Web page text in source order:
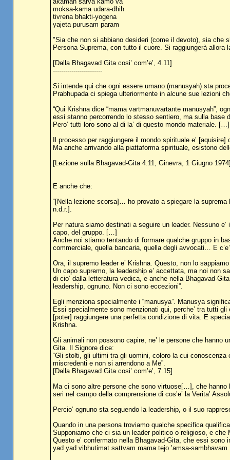
moksa-kama udara-dhih
tivrena bhakti-yogena
yajeta purusam param
"Sia che non si abbiano desideri (come il devoto), sia che
Persona Suprema, con tutto il cuore. Si raggiungerà
[Dalla Bhagavad Gita cosi’ com’e’, 4.11]
------------------------
Si intende qui che ogni essere umano (manusyah) sta
Prabhupada ci spiega ulteriormente in alcune sue lezioni
“Qui Krishna dice “mama vartmanuvartante manusyah”,
essi stanno percorrendo lo stesso sentiero, ma sulla base
Pero’ tutti loro sono al di la’ di questo mondo materiale. […]
Il processo per raggiungere il mondo spirituale e’
Ma anche arrivando alla piattaforma spirituale, esistono
[Lezione sulla Bhagavad-Gita 4.11, Ginevra, 1 Giugno
E anche che:
“[Nella lezione scorsa]… ho provato a spiegare la
n.d.r.].
Per natura siamo destinati a seguire un leader. Nessuno
capo, del gruppo. […]
Anche noi stiamo tentando di formare qualche gruppo in
commerciale, quella bancaria, quella degli avvocati… E
Ora, il supremo leader e’ Krishna. Questo, non lo
Un capo supremo, la leadership e’ accettata, ma noi non
di cio’ dalla letteratura vedica, e anche nella Bhagavad-
leadership, ognuno. Non ci sono eccezioni”.
Egli menziona specialmente i “manusya”. Manusya
Essi specialmente sono menzionati qui, perche’ tra tutti
[poter] raggiungere una perfetta condizione di vita. E
Krishna.
Gli animali non possono capire, ne’ le persone che
Gita. Il Signore dice:
“Gli stolti, gli ultimi tra gli uomini, coloro la cui
miscredenti e non si arrendono a Me”.
[Dalla Bhagavad Gita cosi’ com’e’, 7.15]
Ma ci sono altre persone che sono virtuose[…], che
seri nel campo della comprensione di cos’e’ la Verita’
Percio’ ognuno sta seguendo la leadership, o il suo
Quando in una persona troviamo qualche specifica
Supponiamo che ci sia un leader politico o religioso, e che
Questo e’ confermato nella Bhagavad-Gita, che essi
yad yad vibhutimat sattvam mama tejo ’amsa-sambhavam.